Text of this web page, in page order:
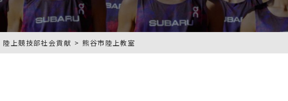
陸上競技部社会貢献 熊谷市陸上教室